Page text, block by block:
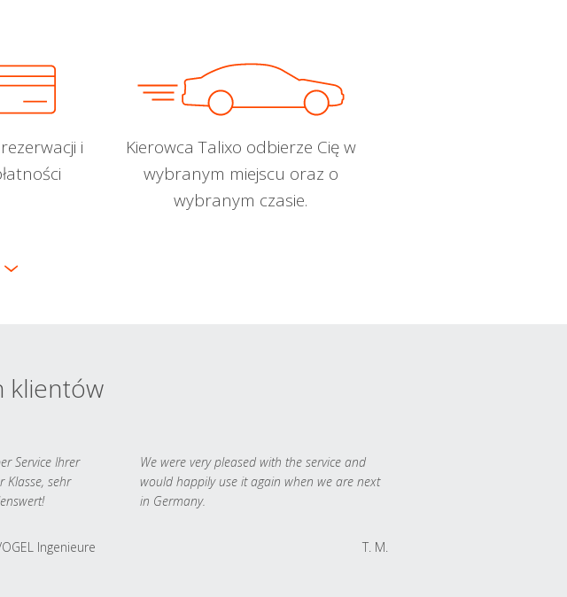
i
Kierowca Talixo odbierze Cię w
wybranym miejscu oraz o
wybranym czasie.
klientów
Service Ihrer
Klasse, sehr
Ingenieure
We were very pleased with the service and
would happily use it again when we are next
in Germany.
T. M.